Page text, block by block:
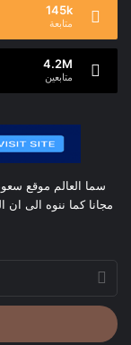
145k
متابعة
4.2M
متابعين
سما العالم موقع
مجانا كما ننوه الى ان
أدخل
بريدك
الإلكتروني